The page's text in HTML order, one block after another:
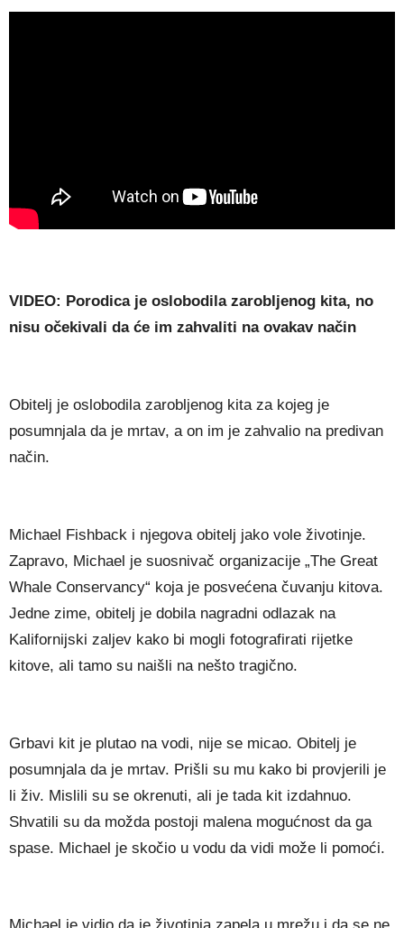
VIDEO: Porodica je oslobodila zarobljenog kita, no
nisu očekivali da će im zahvaliti na ovakav način
Obitelj je oslobodila zarobljenog kita za kojeg je
posumnjala da je mrtav, a on im je zahvalio na predivan
način.
Michael Fishback i njegova obitelj jako vole životinje.
Zapravo, Michael je suosnivač organizacije „The Great
Whale Conservancy“ koja je posvećena čuvanju kitova.
Jedne zime, obitelj je dobila nagradni odlazak na
Kalifornijski zaljev kako bi mogli fotografirati rijetke
kitove, ali tamo su naišli na nešto tragično.
Grbavi kit je plutao na vodi, nije se micao. Obitelj je
posumnjala da je mrtav. Prišli su mu kako bi provjerili je
li živ. Mislili su se okrenuti, ali je tada kit izdahnuo.
Shvatili su da možda postoji malena mogućnost da ga
spase. Michael je skočio u vodu da vidi može li pomoći.